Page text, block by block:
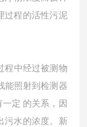
过程的活性污泥
程中经过被测物
能照射到检测器
一定 的关系，因
污水的浓度。新